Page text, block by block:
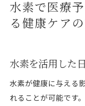
水素で医療
る健康ケア
水素を活用した
水素が健康に与える
れることが可能です